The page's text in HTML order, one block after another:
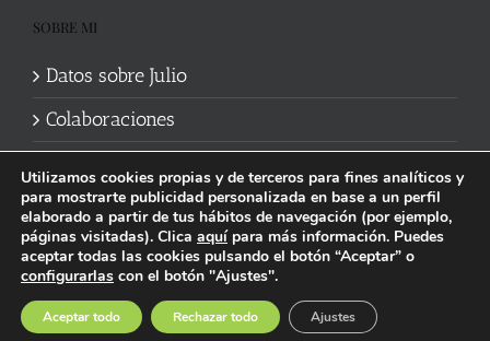
SOBRE MI
Datos sobre Julio
Colaboraciones
Política de cookies | Información legal y privacidad
| Web mantenida
porStudi7
Facebook YouTubeInstagramSpotify
Bluesky
social
Threads
Utilizamos cookies propias y de terceros para fines analíticos y
para mostrarte publicidad personalizada en base a un perfil
elaborado a partir de tus hábitos de navegación (por ejemplo,
páginas visitadas). Clica aquípara más información. Puedes
aceptar todas las cookies pulsando el botón “Aceptar” o
configurarlas con el botón "Ajustes".
Aceptar todo Rechazar todo Ajustes